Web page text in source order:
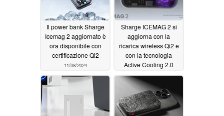
Il power bank Sharge
Icemag 2 aggiornato è
ora disponibile con
certificazione Qi2
11/08/2024
Sharge ICEMAG 2 si
aggiorna con la
ricarica wireless Qi2 e
con la tecnologia
Active Cooling 2.0
10/21/2024